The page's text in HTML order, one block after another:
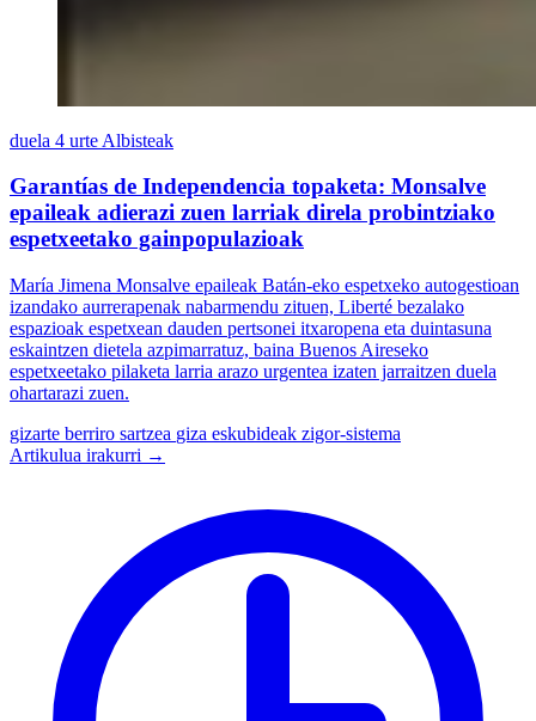
duela 4 urte Albisteak
Garantías de Independencia topaketa: Monsalve
epaileak adierazi zuen larriak direla probintziako
espetxeetako gainpopulazioak
María Jimena Monsalve epaileak Batán-eko espetxeko autogestioan
izandako aurrerapenak nabarmendu zituen, Liberté bezalako
espazioak espetxean dauden pertsonei itxaropena eta duintasuna
eskaintzen dietela azpimarratuz, baina Buenos Aireseko
espetxeetako pilaketa larria arazo urgentea izaten jarraitzen duela
ohartarazi zuen.
gizarte berriro sartzea giza eskubideak zigor-sistema
Artikulua irakurri →